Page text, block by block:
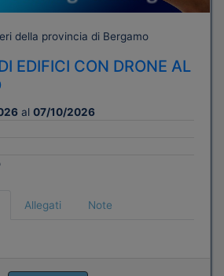
della provincia di Bergamo
EDIFICI CON DRONE AL
al 07/10/2026
Allegati
Note